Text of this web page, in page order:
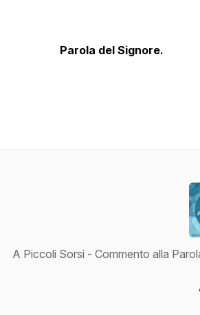
Parola del Signore.
A Piccoli Sorsi - Commento alla